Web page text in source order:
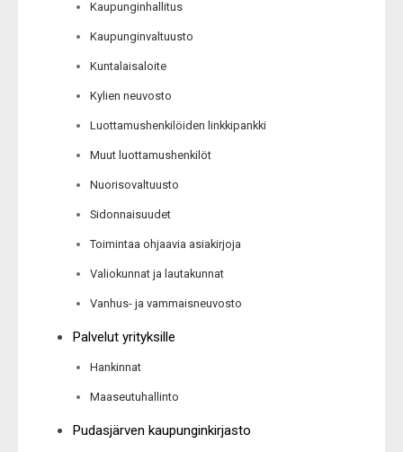
Kaupunginhallitus
Kaupunginvaltuusto
Kuntalaisaloite
Kylien neuvosto
Luottamushenkilöiden linkkipankki
Muut luottamushenkilöt
Nuorisovaltuusto
Sidonnaisuudet
Toimintaa ohjaavia asiakirjoja
Valiokunnat ja lautakunnat
Vanhus- ja vammaisneuvosto
Palvelut yrityksille
Hankinnat
Maaseutuhallinto
Pudasjärven kaupunginkirjasto